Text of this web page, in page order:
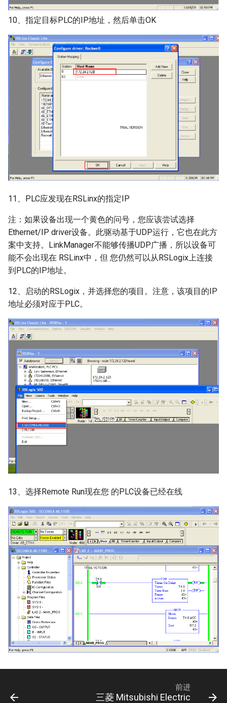
10、指定目标PLC的IP地址，然后单击OK
11、PLC应发现在RSLinx的指定IP
注：如果设备出现一个黄色的问号，您应该尝试选择
Ethernet/IP driver设备。此驱动基于UDP运行，它也在此方
案中支持。LinkManager不能够传播UDP广播，所以设备可
能不会出现在 RSLinx中，但 您仍然可以从RSLogix上连接
到PLC的IP地址。
12、启动的RSLogix，并选择您的项目。注意，该项目的IP
地址必须对应于PLC。
13、选择Remote Run现在您 的PLC设备已经在线
前进
三菱 Mitsubishi Electric